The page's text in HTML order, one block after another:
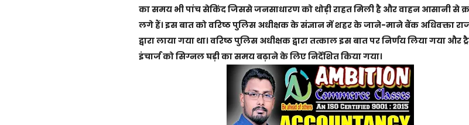
का समय भी पांच सेकिंद जिससे जनसाधारण को थोड़ी राहत मिली है और वाहन आसानी से
लगे हैं। इस बात को वरिष्ठ पुलिस अधीक्षक के संज्ञान में शहर के जाने-माने बैंक अधिवक्ता
द्वारा लाया गया था। वरिष्ठ पुलिस अधीक्षक द्वारा तत्काल इस बात पर निर्णय लिया गया और
इंचार्ज को सिग्नल घड़ी का समय बढ़ाने के लिए निर्देशित किया गया।